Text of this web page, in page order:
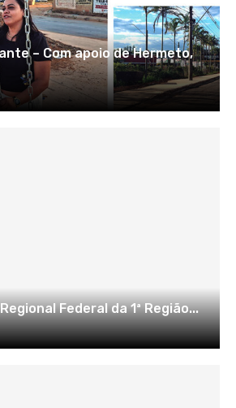
– Com apoio de Hermeto,
Federal da 1ª Região...